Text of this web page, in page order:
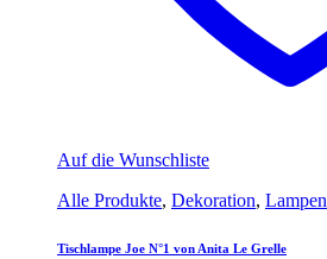
Auf die Wunschliste
Alle Produkte, Dekoration, Lampen
Tischlampe Joe N°1 von Anita Le Grelle